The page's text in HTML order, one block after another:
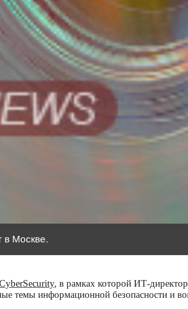
в Москве.
, в рамках которой ИТ-
темы информационной безопасности и